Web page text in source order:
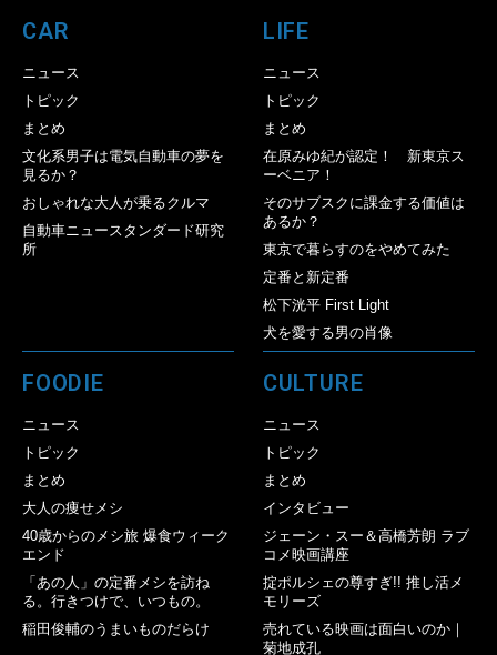
CAR
ニュース
トピック
まとめ
文化系男子は電気自動車の夢を
見るか？
おしゃれな大人が乗るクルマ
自動車ニュースタンダード研究
所
LIFE
ニュース
トピック
まとめ
在原みゆ紀が認定！ 新東京ス
ーベニア！
そのサブスクに課金する価値は
あるか？
東京で暮らすのをやめてみた
定番と新定番
松下洸平 First Light
犬を愛する男の肖像
FOODIE
ニュース
トピック
まとめ
大人の痩せメシ
40歳からのメシ旅 爆食ウィーク
エンド
「あの人」の定番メシを訪ね
る。行きつけで、いつもの。
稲田俊輔のうまいものだらけ
CULTURE
ニュース
トピック
まとめ
インタビュー
ジェーン・スー＆高橋芳朗 ラブ
コメ映画講座
掟ポルシェの尊すぎ!! 推し活メ
モリーズ
売れている映画は面白いのか｜
菊地成孔